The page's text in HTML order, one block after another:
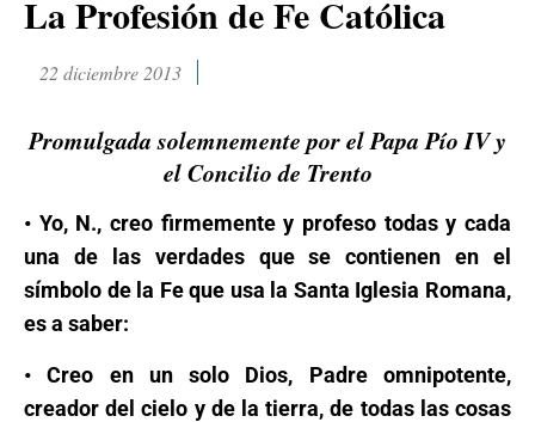
La Profesión de Fe Católica
22 diciembre 2013
Promulgada solemnemente por el Papa Pío IV y
el Concilio de Trento
• Yo, N., creo firmemente y profeso todas y cada
una de las verdades que se contienen en el
símbolo de la Fe que usa la Santa Iglesia Romana,
es a saber:
• Creo en un solo Dios, Padre omnipotente,
creador del cielo y de la tierra, de todas las cosas